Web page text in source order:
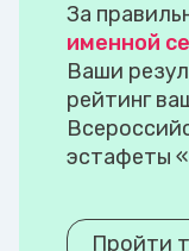
За
именной
Ваши
рейтинг
эстафеты
Пройти